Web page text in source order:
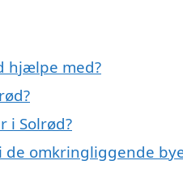
hjælpe med?
i Solrød?
omkringliggende